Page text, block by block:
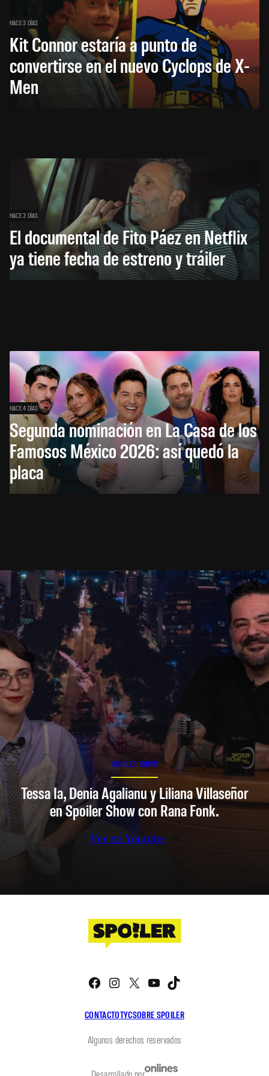
HACE 3 DÍAS
Kit Connor estaría a punto de
convertirse en el nuevo Cyclops de X-
Men
HACE 3 DÍAS
El documental de Fito Páez en Netflix
ya tiene fecha de estreno y tráiler
HACE 4 DÍAS
Segunda nominación en La Casa de los
Famosos México 2026: así quedó la
placa
SPOILER SHOW
Tessa Ia, Denia Agalianu y Liliana Villaseñor
en Spoiler Show con Rana Fonk.
Ver en Youtube
CONTACTOTYCSOBRE SPOILER
Facebook
Instagram
X YouTube
Algunos derechos reservados